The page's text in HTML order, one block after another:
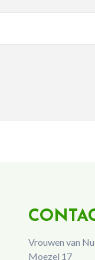
Vrouwen van Nu
Moezel 17